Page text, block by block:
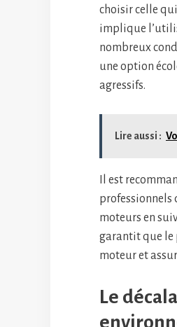
choisir celle
implique
nombreux
une option
agressifs.
Lire aussi :
Il est
professionnels
moteurs en
garantit que le
moteur et
Le